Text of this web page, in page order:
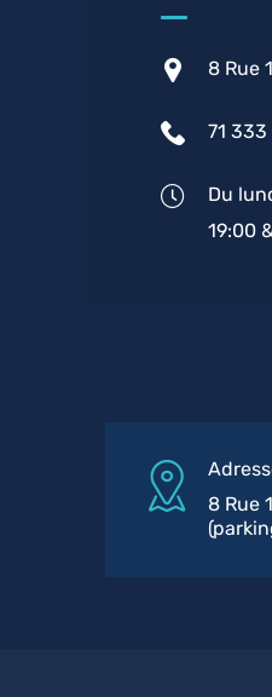
8 Rue
71 333
Du
19:00
8 Rue